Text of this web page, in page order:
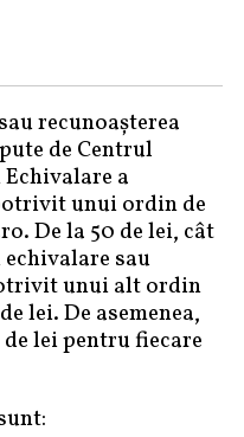
recunoaşterea
de Centrul
a
unui ordin de
De la 50 de lei, cât
sau
unui alt ordin
lei. De asemenea,
lei pentru fiecare